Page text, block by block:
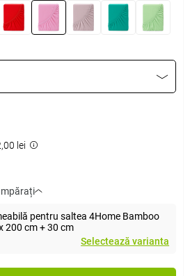
lei
pentru saltea 4Home Bamboo
200 cm + 30 cm
Selectează varianta